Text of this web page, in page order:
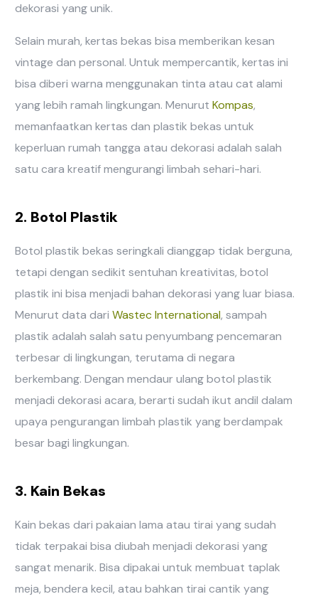
dekorasi yang unik.
Selain murah, kertas bekas bisa memberikan kesan
vintage dan personal. Untuk mempercantik, kertas ini
bisa diberi warna menggunakan tinta atau cat alami
yang lebih ramah lingkungan. MenurutKompas,
memanfaatkan kertas dan plastik bekas untuk
keperluan rumah tangga atau dekorasi adalah salah
satu cara kreatif mengurangi limbah sehari-hari.
2. Botol Plastik
Botol plastik bekas seringkali dianggap tidak berguna,
tetapi dengan sedikit sentuhan kreativitas, botol
plastik ini bisa menjadi bahan dekorasi yang luar biasa.
Menurut data dariWastec International, sampah
plastik adalah salah satu penyumbang pencemaran
terbesar di lingkungan, terutama di negara
berkembang. Dengan mendaur ulang botol plastik
menjadi dekorasi acara, berarti sudah ikut andil dalam
upaya pengurangan limbah plastik yang berdampak
besar bagi lingkungan.
3. Kain Bekas
Kain bekas dari pakaian lama atau tirai yang sudah
tidak terpakai bisa diubah menjadi dekorasi yang
sangat menarik. Bisa dipakai untuk membuat taplak
meja, bendera kecil, atau bahkan tirai cantik yang